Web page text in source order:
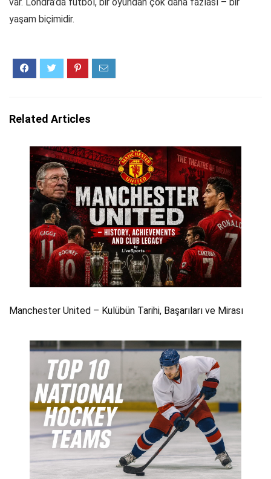
yaşam biçimidir.
Related Articles
Manchester United – Kulübün Tarihi, Başarıları ve Mirası